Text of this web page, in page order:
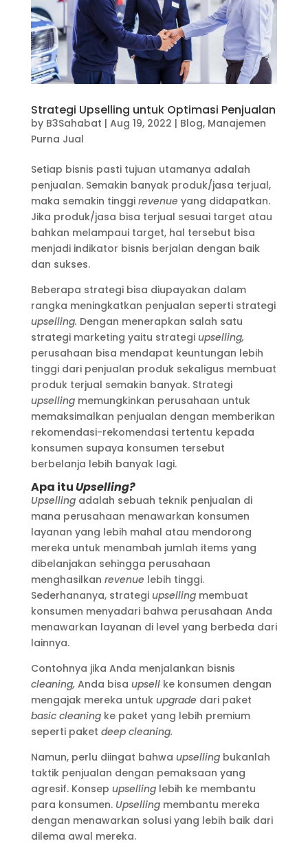
Strategi Upselling untuk Optimasi Penjualan
by B3Sahabat | Aug 19, 2022 | Blog, Manajemen
Purna Jual
Setiap bisnis pasti tujuan utamanya adalah
penjualan. Semakin banyak produk/jasa terjual,
maka semakin tinggi revenue yang didapatkan.
Jika produk/jasa bisa terjual sesuai target atau
bahkan melampaui target, hal tersebut bisa
menjadi indikator bisnis berjalan dengan baik
dan sukses.
Beberapa strategi bisa diupayakan dalam
rangka meningkatkan penjualan seperti strategi
upselling. Dengan menerapkan salah satu
strategi marketing yaitu strategi upselling,
perusahaan bisa mendapat keuntungan lebih
tinggi dari penjualan produk sekaligus membuat
produk terjual semakin banyak. Strategi
upsellingmemungkinkan perusahaan untuk
memaksimalkan penjualan dengan memberikan
rekomendasi-rekomendasi tertentu kepada
konsumen supaya konsumen tersebut
berbelanja lebih banyak lagi.
Apa ituUpselling?
Upsellingadalah sebuah teknik penjualan di
mana perusahaan menawarkan konsumen
layanan yang lebih mahal atau mendorong
mereka untuk menambah jumlah items yang
dibelanjakan sehingga perusahaan
menghasilkan revenue lebih tinggi.
Sederhananya, strategi upsellingmembuat
konsumen menyadari bahwa perusahaan Anda
menawarkan layanan di level yang berbeda dari
lainnya.
Contohnya jika Anda menjalankan bisnis
cleaning, Anda bisa upsellke konsumen dengan
mengajak mereka untuk upgrade dari paket
basic cleaningke paket yang lebih premium
seperti paket deep cleaning.
Namun, perlu diingat bahwa upsellingbukanlah
taktik penjualan dengan pemaksaan yang
agresif. Konsep upsellinglebih ke membantu
para konsumen. Upsellingmembantu mereka
dengan menawarkan solusi yang lebih baik dari
dilema awal mereka.